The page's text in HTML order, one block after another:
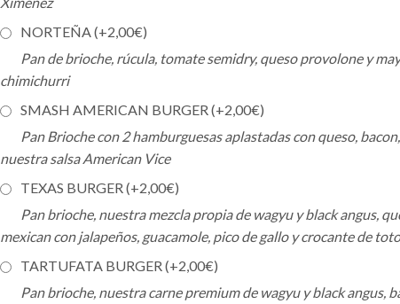
NORTEÑA (+2,00€)
Pan de brioche, rúcula, tomate semidry, queso provolone y
chimichurri
SMASH AMERICAN BURGER (+2,00€)
Pan Brioche con 2 hamburguesas aplastadas con queso,
nuestra salsa American Vice
TEXAS BURGER (+2,00€)
Pan brioche, nuestra mezcla propia de wagyu y black angus,
mexican con jalapeños, guacamole, pico de gallo y crocante de
TARTUFATA BURGER (+2,00€)
Pan brioche, nuestra carne premium de wagyu y black angus,